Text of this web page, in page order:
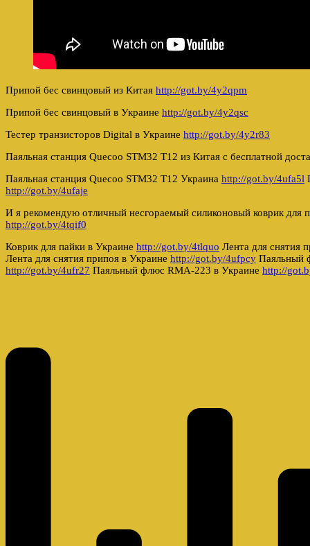
Припой бес свинцовый из Китая http://got.by/4y2qpm
Припой бес свинцовый в Украине http://got.by/4y2qsc
Тестер транзисторов Digital в Украине http://got.by/4y2r83
Паяльная станция Quecoo STM32 T12 из Китая с бесплатной
Паяльная станция Quecoo STM32 T12 Украина http://got.by/4ufa5l
http://got.by/4ufaje
И я рекомендую отличный несгораемый силиконовый коврик для
http://got.by/4tqif0
Коврик для пайки в Украине http://got.by/4tlquo Лента для снятия
Лента для снятия припоя в Украине http://got.by/4ufpcy Паяльный
http://got.by/4ufr27 Паяльный флюс RMA-223 в Украине http://